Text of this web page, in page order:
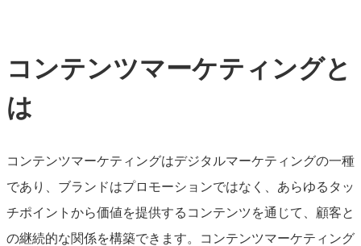
コンテンツマーケティングと
は
コンテンツマーケティングはデジタルマーケティングの一種
であり、ブランドはプロモーションではなく、あらゆるタッ
チポイントから価値を提供するコンテンツを通じて、顧客と
の継続的な関係を構築できます。コンテンツマーケティング